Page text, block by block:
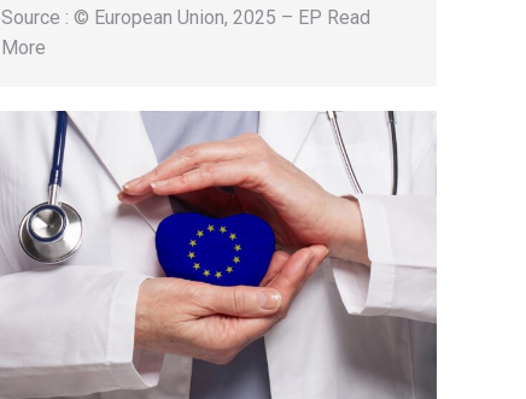
Source : © European Union, 2025 – EP Read
More